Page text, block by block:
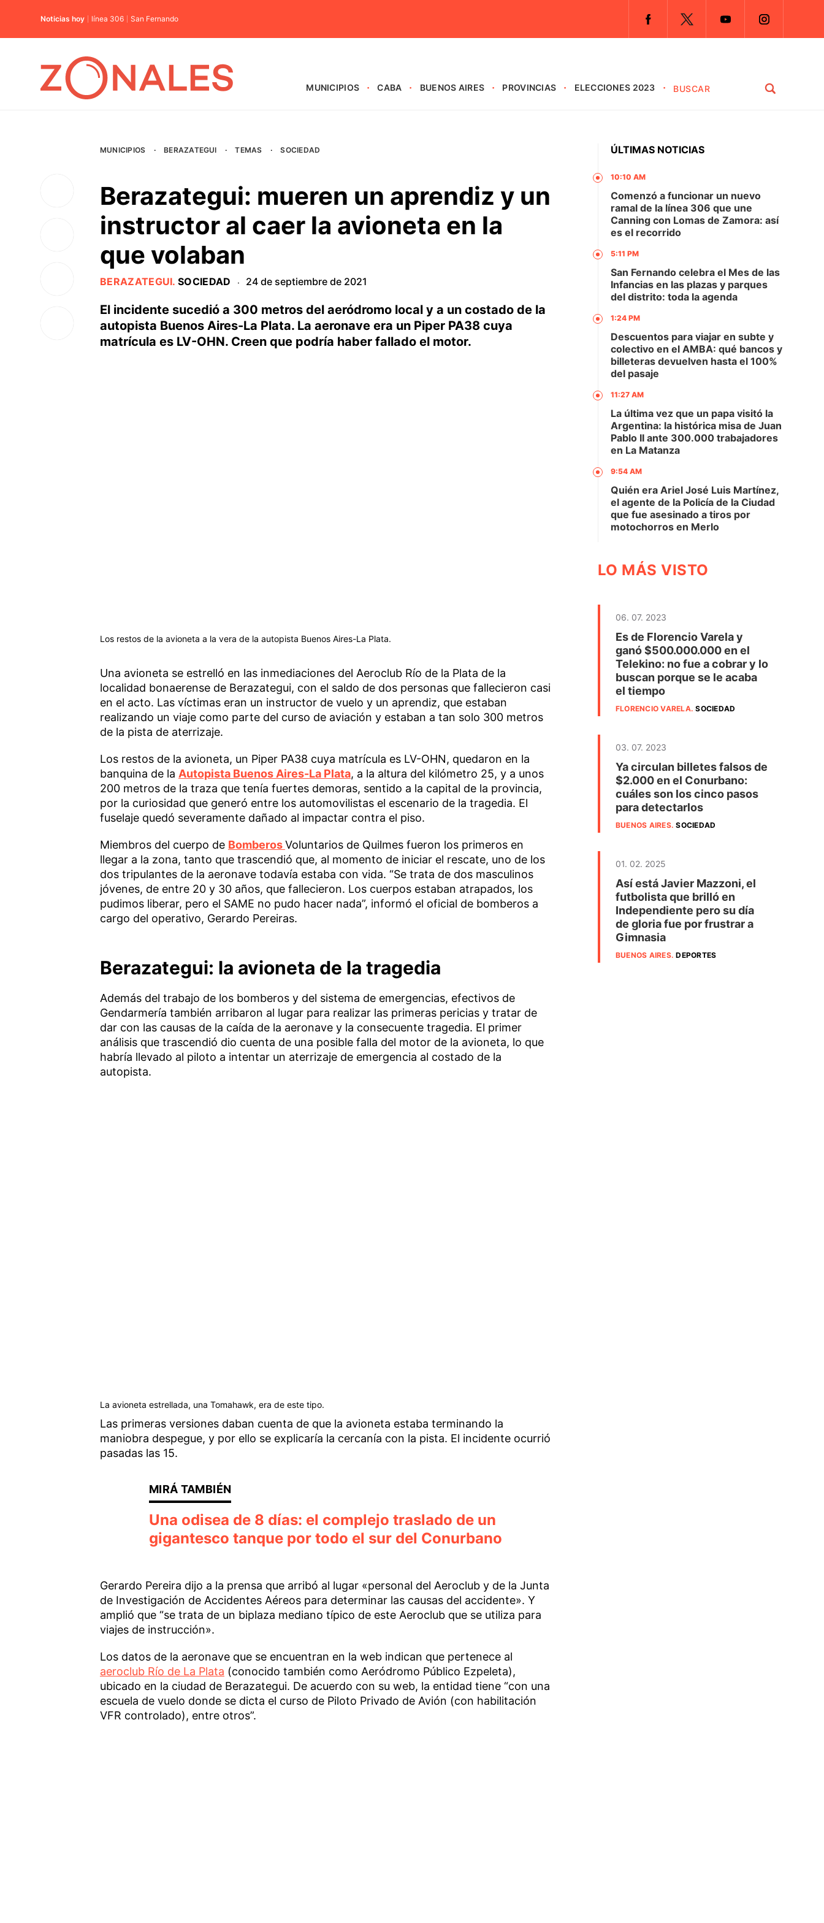
Noticias hoy línea 306 San Fernando
MUNICIPIOS CABA BUENOS AIRES PROVINCIAS ELECCIONES 2023
MUNICIPIOS · BERAZATEGUI · TEMAS · SOCIEDAD
Berazategui: mueren un aprendiz y un
instructor al caer la avioneta en la
que volaban
BERAZATEGUI.SOCIEDAD · 24 de septiembre de 2021
El incidente sucedió a 300 metros del aeródromo local y a un costado de la
autopista Buenos Aires-La Plata. La aeronave era un Piper PA38 cuya
matrícula es LV-OHN. Creen que podría haber fallado el motor.
Los restos de la avioneta a la vera de la autopista Buenos Aires-La Plata.
Una avioneta se estrelló en las inmediaciones del Aeroclub Río de la Plata de la
localidad bonaerense de Berazategui, con el saldo de dos personas que fallecieron casi
en el acto. Las víctimas eran un instructor de vuelo y un aprendiz, que estaban
realizando un viaje como parte del curso de aviación y estaban a tan solo 300 metros
de la pista de aterrizaje.
Los restos de la avioneta, un Piper PA38 cuya matrícula es LV-OHN, quedaron en la
banquina de la Autopista Buenos Aires-La Plata, a la altura del kilómetro 25, y a unos
200 metros de la traza que tenía fuertes demoras, sentido a la capital de la provincia,
por la curiosidad que generó entre los automovilistas el escenario de la tragedia. El
fuselaje quedó severamente dañado al impactar contra el piso.
Miembros del cuerpo de BomberosVoluntarios de Quilmes fueron los primeros en
llegar a la zona, tanto que trascendió que, al momento de iniciar el rescate, uno de los
dos tripulantes de la aeronave todavía estaba con vida. “Se trata de dos masculinos
jóvenes, de entre 20 y 30 años, que fallecieron. Los cuerpos estaban atrapados, los
pudimos liberar, pero el SAME no pudo hacer nada”, informó el oficial de bomberos a
cargo del operativo, Gerardo Pereiras.
Berazategui: la avioneta de la tragedia
Además del trabajo de los bomberos y del sistema de emergencias, efectivos de
Gendarmería también arribaron al lugar para realizar las primeras pericias y tratar de
dar con las causas de la caída de la aeronave y la consecuente tragedia. El primer
análisis que trascendió dio cuenta de una posible falla del motor de la avioneta, lo que
habría llevado al piloto a intentar un aterrizaje de emergencia al costado de la
autopista.
La avioneta estrellada, una Tomahawk, era de este tipo.
Las primeras versiones daban cuenta de que la avioneta estaba terminando la
maniobra despegue, y por ello se explicaría la cercanía con la pista. El incidente ocurrió
pasadas las 15.
Una odisea de 8 días: el complejo traslado de un
gigantesco tanque por todo el sur del Conurbano
Gerardo Pereira dijo a la prensa que arribó al lugar «personal del Aeroclub y de la Junta
de Investigación de Accidentes Aéreos para determinar las causas del accidente». Y
amplió que “se trata de un biplaza mediano típico de este Aeroclub que se utiliza para
viajes de instrucción».
Los datos de la aeronave que se encuentran en la web indican que pertenece al
aeroclub Río de La Plata (conocido también como Aeródromo Público Ezpeleta),
ubicado en la ciudad de Berazategui. De acuerdo con su web, la entidad tiene “con una
escuela de vuelo donde se dicta el curso de Piloto Privado de Avión (con habilitación
VFR controlado), entre otros”.
ÚLTIMAS NOTICIAS
10:10 AM
Comenzó a funcionar un nuevo
ramal de la línea 306 que une
Canning con Lomas de Zamora: así
es el recorrido
5:11 PM
San Fernando celebra el Mes de las
Infancias en las plazas y parques
del distrito: toda la agenda
1:24 PM
Descuentos para viajar en subte y
colectivo en el AMBA: qué bancos y
billeteras devuelven hasta el 100%
del pasaje
11:27 AM
La última vez que un papa visitó la
Argentina: la histórica misa de Juan
Pablo II ante 300.000 trabajadores
en La Matanza
9:54 AM
Quién era Ariel José Luis Martínez,
el agente de la Policía de la Ciudad
que fue asesinado a tiros por
motochorros en Merlo
LO MÁS VISTO
06. 07. 2023
Es de Florencio Varela y
ganó $500.000.000 en el
Telekino: no fue a cobrar y lo
buscan porque se le acaba
el tiempo
FLORENCIO VARELA.SOCIEDAD
03. 07. 2023
Ya circulan billetes falsos de
$2.000 en el Conurbano:
cuáles son los cinco pasos
para detectarlos
BUENOS AIRES.SOCIEDAD
01. 02. 2025
Así está Javier Mazzoni, el
futbolista que brilló en
Independiente pero su día
de gloria fue por frustrar a
Gimnasia
BUENOS AIRES.DEPORTES